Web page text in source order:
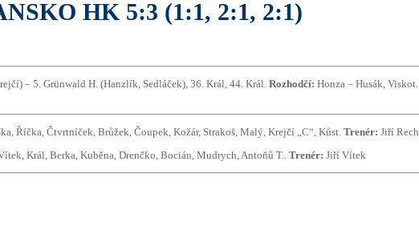
HK 5:3 (1:1, 2:1, 2:1)
– 5. Grünwald H. (Hanzlík, Sedláček), 36. Král, 44. Král. Rozhodčí: Honza – Husák, Viskot.
Říčka, Čtvrtníček, Brůžek, Čoupek, Kožár, Strakoš, Malý, Krejčí „C“, Kůst. Trenér: Jiří Rech.
Král, Berka, Kuběna, Drenčko, Bocián, Mudrych, Antoňů T.. Trenér: Jiří Vítek